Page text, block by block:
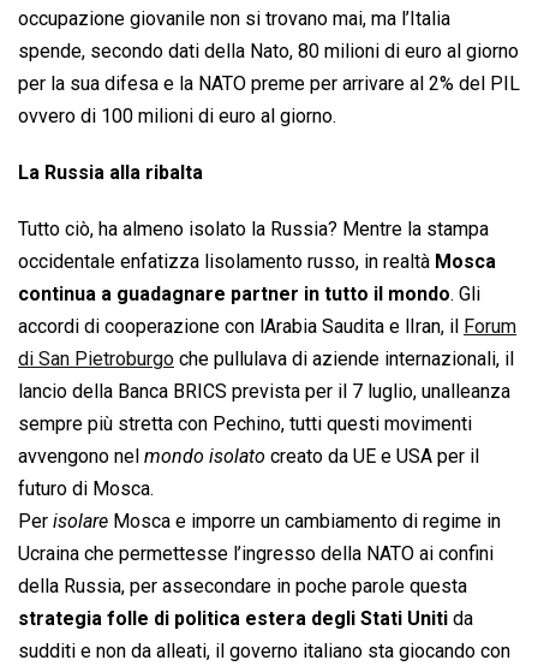
occupazione giovanile non si trovano mai, ma l’Italia
spende, secondo dati della Nato, 80 milioni di euro al giorno
per la sua difesa e la NATO preme per arrivare al 2% del PIL
ovvero di 100 milioni di euro al giorno.
La Russia alla ribalta
Tutto ciò, ha almeno isolato la Russia? Mentre la stampa
occidentale enfatizza lisolamento russo, in realtà Mosca
continua a guadagnare partner in tutto il mondo. Gli
accordi di cooperazione con lArabia Saudita e lIran, il Forum
di San Pietroburgo che pullulava di aziende internazionali, il
lancio della Banca BRICS prevista per il 7 luglio, unalleanza
sempre più stretta con Pechino, tutti questi movimenti
avvengono nel  mondo isolato  creato da UE e USA per il
futuro di Mosca.
Per  isolare  Mosca e imporre un cambiamento di regime in
Ucraina che permettesse l’ingresso della NATO ai confini
della Russia, per assecondare in poche parole questa
strategia folle di politica estera degli Stati Uniti da
sudditi e non da alleati, il governo italiano sta giocando con